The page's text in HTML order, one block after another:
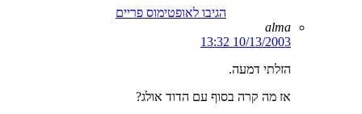
הגיבו לאופטימוס פריים
alma
10/13/2003 13:32
הזלתי דמעה.
אז מה קרה בסוף עם הדוד אולג?